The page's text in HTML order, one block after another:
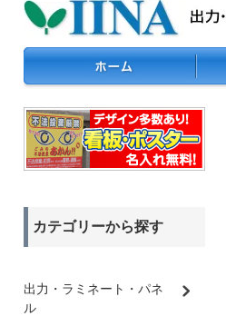
カテゴリーから探す
出力・ラミネート・パネ
ル